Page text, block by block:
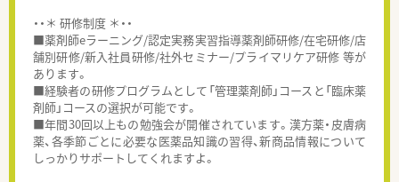
・・＊ 研修制度 ＊・・
■薬剤師eラーニング/認定実務実習指導薬剤師研修/在宅研修/店
舗別研修/新入社員研修/社外セミナー/プライマリケア研修 等が
あります。
■経験者の研修プログラムとして「管理薬剤師」コースと「臨床薬
剤師」コースの選択が可能です。
■年間30回以上もの勉強会が開催されています。漢方薬・皮膚病
薬、各季節ごとに必要な医薬品知識の習得、新商品情報について
しっかりサポートしてくれますよ。